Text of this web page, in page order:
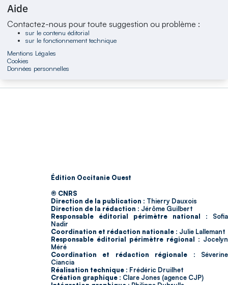
Aide
Contactez-nous pour toute suggestion ou problème :
sur le contenu éditorial
sur le fonctionnement technique
Mentions Légales
Cookies
Données personnelles
Édition Occitanie Ouest
© CNRS
Direction de la publication : Thierry Dauxois
Direction de la rédaction : Jérôme Guilbert
Responsable éditorial périmètre national : Sofia
Nadir
Coordination et rédaction nationale : Julie Lallemant
Responsable éditorial périmètre régional : Jocelyn
Méré
Coordination et rédaction régionale : Séverine
Ciancia
Réalisation technique : Frédéric Druilhet
Création graphique : Clare Jones (agence CJP)